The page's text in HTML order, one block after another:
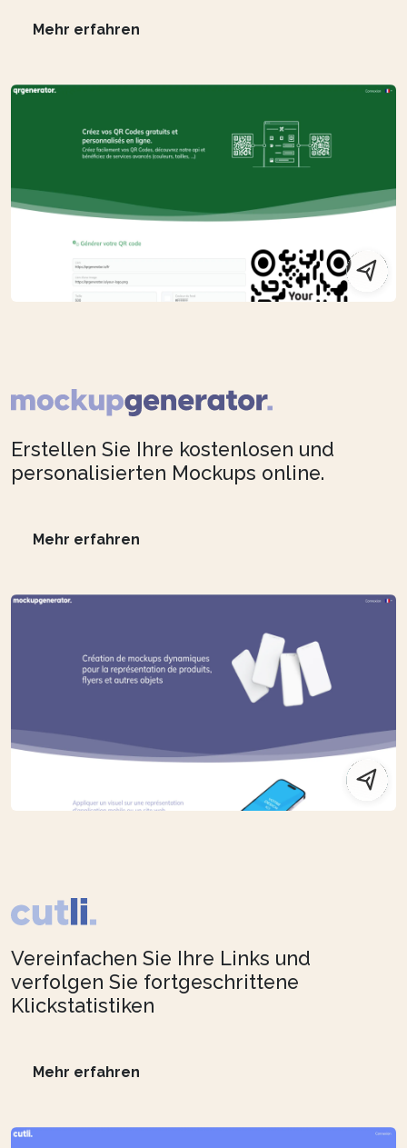
Mehr erfahren
Erstellen Sie Ihre kostenlosen und
personalisierten Mockups online.
Mehr erfahren
Vereinfachen Sie Ihre Links und
verfolgen Sie fortgeschrittene
Klickstatistiken
Mehr erfahren